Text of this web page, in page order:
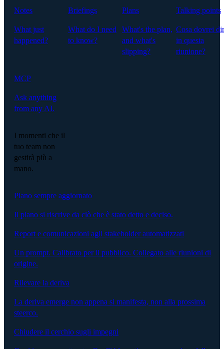
Notes
What just
happened?
Briefings
What do I need
to know?
Plans
What's the plan,
and what's
slipping?
Talking points
Cosa dovrei
in questa
riunione?
MCP
Ask anything
from any AI.
I momenti che il
tuo team non
gestirà più a
mano.
Piano sempre aggiornato
Il piano si riscrive da ciò che è stato detto e deciso.
Report e comunicazioni agli stakeholder automatizzati
Un prompt. Calibrato per il pubblico. Collegato alle riunioni di
origine.
Rilevare la deriva
La deriva emerge non appena si manifesta, non alla prossima
steerco.
Chiudere il cerchio sugli impegni